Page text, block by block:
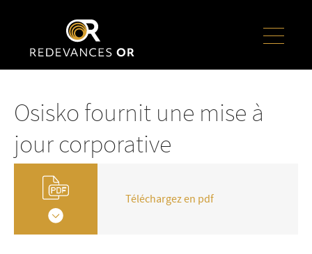
Osisko fournit une mise à
jour corporative
Téléchargez en pdf